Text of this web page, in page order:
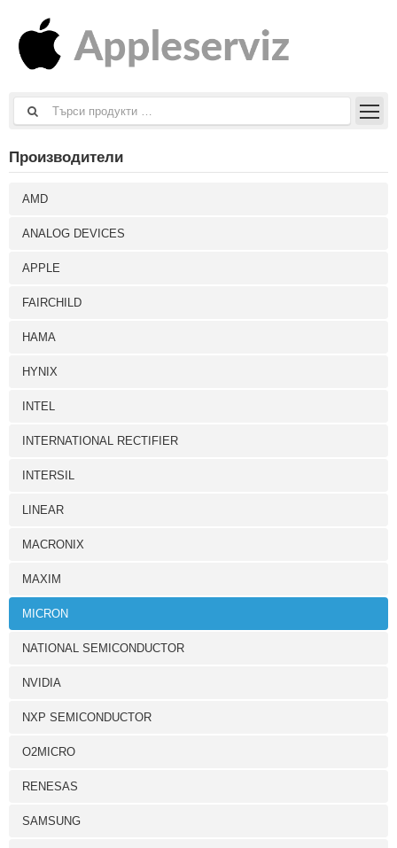
Производители
AMD
ANALOG DEVICES
APPLE
FAIRCHILD
HAMA
HYNIX
INTEL
INTERNATIONAL RECTIFIER
INTERSIL
LINEAR
MACRONIX
MAXIM
MICRON
NATIONAL SEMICONDUCTOR
NVIDIA
NXP SEMICONDUCTOR
O2MICRO
RENESAS
SAMSUNG